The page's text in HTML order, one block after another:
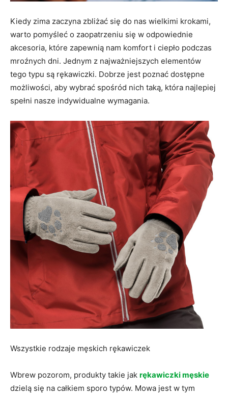
Kiedy zima zaczyna zbliżać się do nas wielkimi krokami,
warto pomyśleć o zaopatrzeniu się w odpowiednie
akcesoria, które zapewnią nam komfort i ciepło podczas
mroźnych dni. Jednym z najważniejszych elementów
tego typu są rękawiczki. Dobrze jest poznać dostępne
możliwości, aby wybrać spośród nich taką, która najlepiej
spełni nasze indywidualne wymagania.
Wszystkie rodzaje męskich rękawiczek
Wbrew pozorom, produkty takie jak rękawiczki męskie
dzielą się na całkiem sporo typów. Mowa jest w tym